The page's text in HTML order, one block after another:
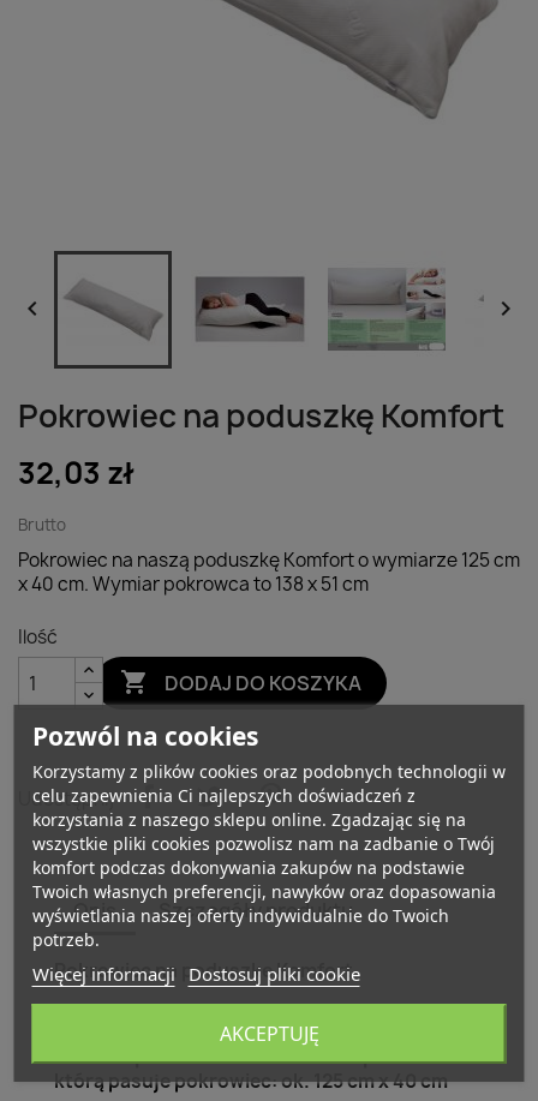
 
Pokrowiec na poduszkę Komfort
32,03 zł
Brutto
Pokrowiec na naszą poduszkę Komfort o wymiarze 125 cm
x 40 cm. Wymiar pokrowca to 138 x 51 cm
Ilość
 DODAJ DO KOSZYKA
Udostępnij
Opis Szczegóły produktu
Pokrowiec na poduszkę Komfort
Rozmiar poduszki marki Natalia Spzoona
którą pasuje pokrowiec: ok. 125 cm x 40 cm
Pozwól na cookies
Korzystamy z plików cookies oraz podobnych technologii w
celu zapewnienia Ci najlepszych doświadczeń z
korzystania z naszego sklepu online. Zgadzając się na
wszystkie pliki cookies pozwolisz nam na zadbanie o Twój
komfort podczas dokonywania zakupów na podstawie
Twoich własnych preferencji, nawyków oraz dopasowania
wyświetlania naszej oferty indywidualnie do Twoich
potrzeb.
Więcej informacji Dostosuj pliki cookie
AKCEPTUJĘ